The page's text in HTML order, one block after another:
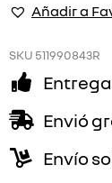
ELÉCTRICO
Añadir a
SKU 511990843R
Envió
Envío